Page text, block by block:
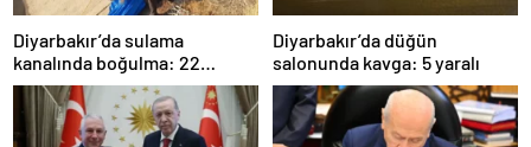
Diyarbakır’da sulama
kanalında boğulma: 22
yaşındaki genç hayatını
kaybetti
Diyarbakır’da düğün
salonunda kavga: 5 yaralı